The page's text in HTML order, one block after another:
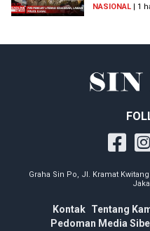
NASIONAL | 1
Graha Sin Po, Jl. Kramat
Kontak Tentang
Pedoman Media